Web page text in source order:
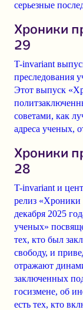
серьезные
Хроники
29
T-invariant
преследования
Этот выпуск
советами, как
адреса ученых,
Хроники
28
T-invariant и
релиз «Хроники
декабря 2025
ученых»
тех, кто был
свободу, и
отражают
заключенных
госизмене, об
есть тех, кто